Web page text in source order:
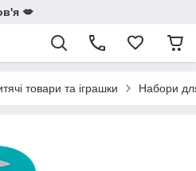
💋
товари та іграшки Набори